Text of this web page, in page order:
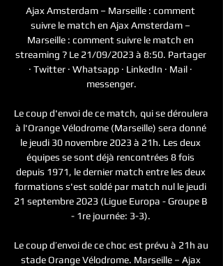
Ajax Amsterdam – Marseille : comment
suivre le match en Ajax Amsterdam –
Marseille : comment suivre le match en
streaming ? Le 21/09/2023 à 8:50. Partager
· Twitter · Whatsapp · LinkedIn · Mail ·
messenger.
Le coup d'envoi de ce match, qui se déroulera
à l'Orange Vélodrome (Marseille) sera donné
le jeudi 30 novembre 2023 à 21h. Les deux
équipes se sont déjà rencontrées 8 fois
depuis 1971, le dernier match entre les deux
formations s'est soldé par match nul le jeudi
21 septembre 2023 (Ligue Europa - Groupe B
- 1re journée: 3-3).
Le coup d’envoi de ce choc est prévu à 21h au
stade Orange Vélodrome. Marseille – Ajax